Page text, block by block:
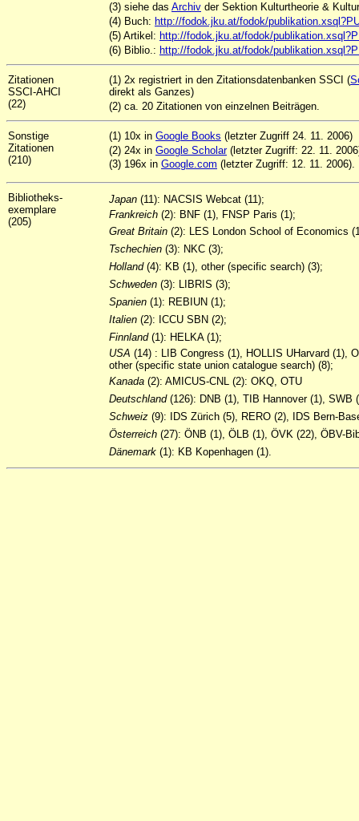
(3) siehe das Archiv der Sektion Kulturtheorie &
(4) Buch: http://fodok.jku.at/fodok/
(5) Artikel: http://fodok.jku.at/fodok/
(6) Biblio.: http://fodok.jku.at/fodok/
Zitationen
SSCI-AHCI
(22)
(1) 2x registriert in den Zitationsdatenbanken SSCI (
direkt als Ganzes)
(2) ca. 20 Zitationen von einzelnen Beiträgen.
Sonstige
Zitationen
(210)
(1) 10x in Google Books (letzter Zugriff 24. 11. 2006)
(2) 24x in Google Scholar(letzter Zugriff: 22. 11.
(3) 196x in Google.com (letzter Zugriff: 12. 11. 2006).
Bibliotheks-
exemplare
(205)
Japan (11): NACSIS Webcat (11);
Frankreich (2): BNF (1), FNSP Paris (1);
Great Britain (2): LES London School of Economics
Tschechien (3): NKC (3);
Holland (4): KB (1), other (specific search) (3);
Schweden (3): LIBRIS (3);
Spanien (1): REBIUN (1);
Italien (2): ICCU SBN (2);
Finnland(1): HELKA (1);
USA (14) : LIB Congress (1), HOLLIS UHarvard (1),
other (specific state union catalogue search) (8);
Kanada (2): AMICUS-CNL (2): OKQ, OTU
Deutschland (126): DNB (1), TIB Hannover (1),
Schweiz (9): IDS Zürich (5), RERO (2), IDS Bern-
Österreich (27): ÖNB (1), ÖLB (1), ÖVK (22), ÖBV-
Dänemark (1): KB Kopenhagen (1).